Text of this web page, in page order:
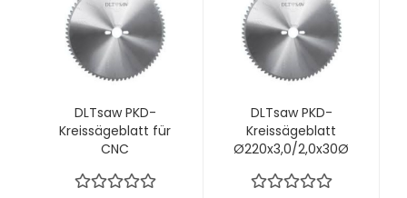
DLTsaw PKD-
Kreissägeblatt für
CNC
mm z42 MMT -
DLTsaw PKD-
Kreissägeblatt
Ø220x3,0/2,0x30Ø
Perfekte